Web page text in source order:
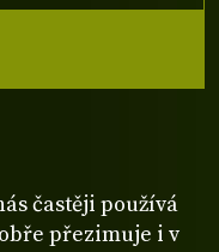
častěji používá
přezimuje i v